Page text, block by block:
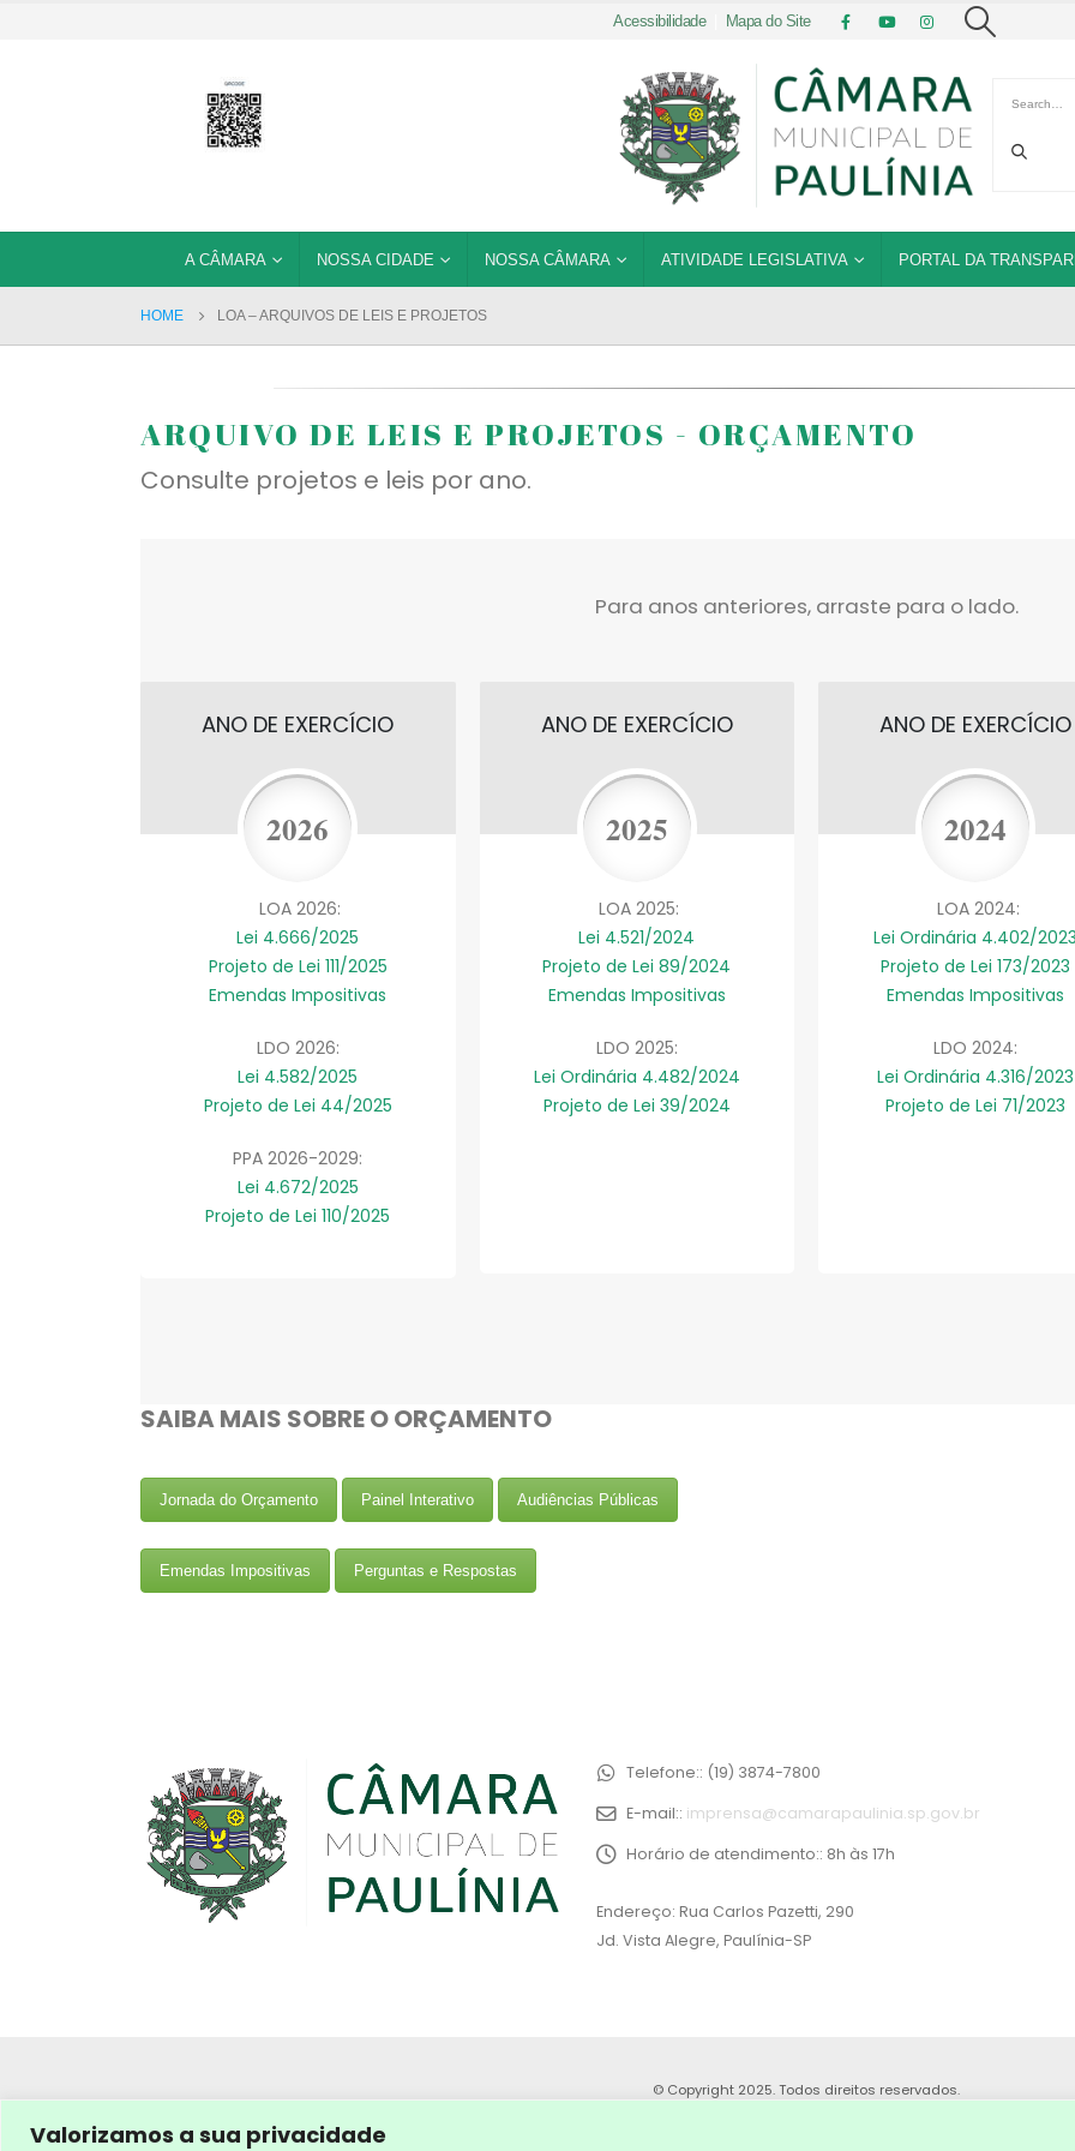
Valorizamos a sua privacidade
Acessibilidade| Mapa do Site
A CÂMARA NOSSA CIDADE NOSSA CÂMARA ATIVIDADE LEGISLATIVA PORTAL DA
HOME LOA – ARQUIVOS DE LEIS E PROJETOS
ARQUIVO DE LEIS E PROJETOS - ORÇAMENTO
Consulte projetos e leis por ano.
Para anos anteriores, arraste para o lado.
ANO DE EXERCÍCIO
2026
LOA 2026:
Lei 4.666/2025
Projeto de Lei 111/2025
Emendas Impositivas
LDO 2026:
Lei 4.582/2025
Projeto de Lei 44/2025
PPA 2026-2029:
Lei 4.672/2025
Projeto de Lei 110/2025
ANO DE EXERCÍCIO
2025
LOA 2025:
Lei 4.521/2024
Projeto de Lei 89/2024
Emendas Impositivas
LDO 2025:
Lei Ordinária 4.482/2024
Projeto de Lei 39/2024
ANO DE EXERCÍCIO
2024
LOA 2024:
Lei Ordinária 4.402/2023
Projeto de Lei 173/2023
Emendas Impositivas
LDO 2024:
Lei Ordinária 4.316/2023
Projeto de Lei 71/2023
SAIBA MAIS SOBRE O ORÇAMENTO
Jornada do Orçamento Painel Interativo Audiências Públicas
Emendas Impositivas Perguntas e Respostas
Telefone:: (19) 3874-7800
E-mail:: imprensa@camarapaulinia.sp.gov.br
Horário de atendimento:: 8h às 17h
Endereço: Rua Carlos Pazetti, 290
Jd. Vista Alegre, Paulínia-SP
© Copyright 2025. Todos direitos reservados.